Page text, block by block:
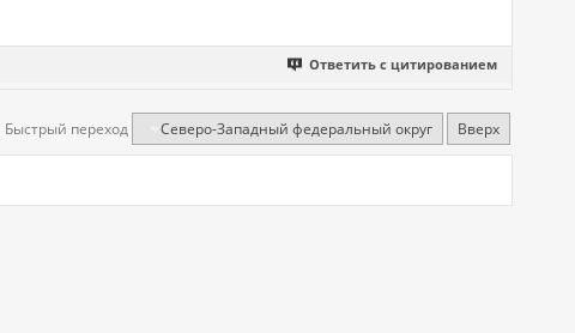
Ответить с цитированием
Быстрый переход Северо-Западный федеральный округ Вверх